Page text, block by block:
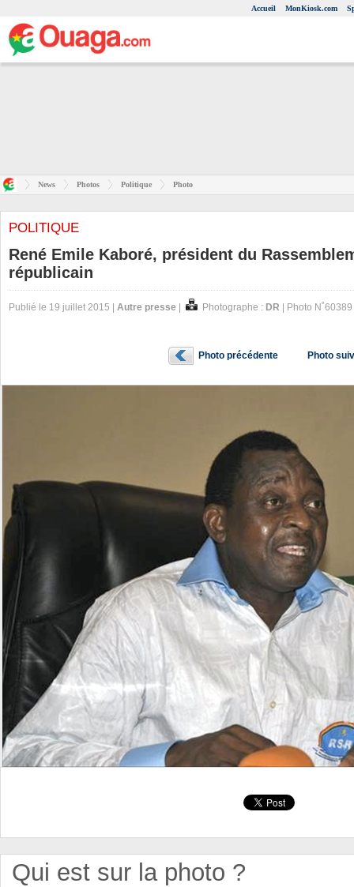
Accueil MonKiosk.com
News Photos Politique Photo
POLITIQUE
René Emile Kaboré, président du
républicain
Publié le 19 juillet 2015 | Autre presse Photographe : DR | Photo N˚60389
Photo précédente Photo
Qui est sur la photo ?